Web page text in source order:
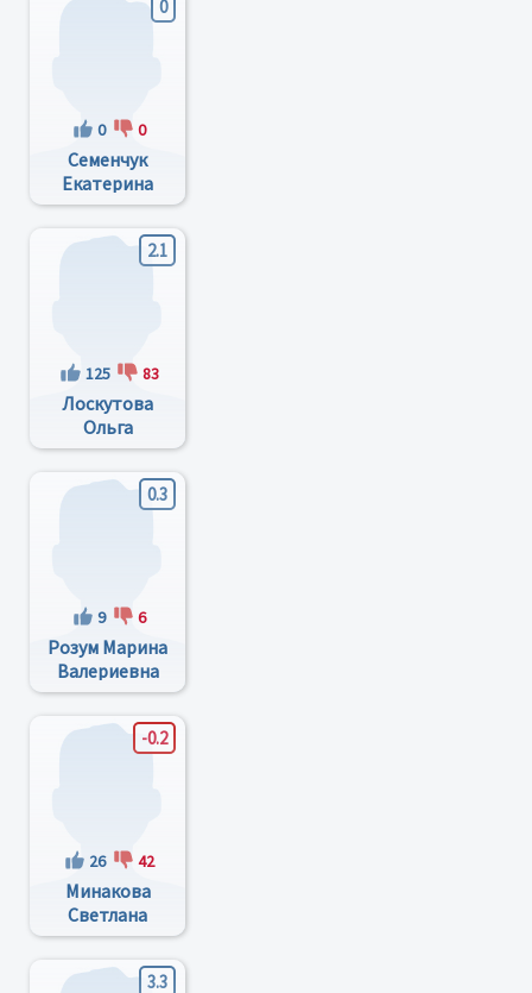
0
0 0
Семенчук
Екатерина
Леонидовна
2.1
125 83
Лоскутова
Ольга
Анатольевна
0.3
9 6
Розум Марина
Валериевна
-0.2
26 42
Минакова
Светлана
Михайловна
3.3